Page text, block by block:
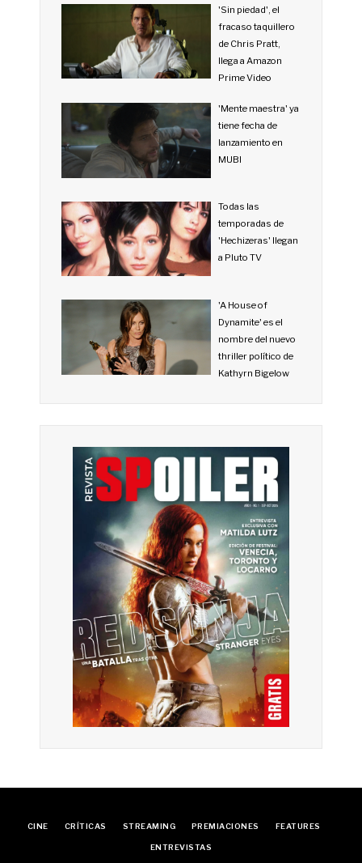
'Sin piedad', el
fracaso taquillero
de Chris Pratt,
llega a Amazon
Prime Video
'Mente maestra' ya
tiene fecha de
lanzamiento en
MUBI
Todas las
temporadas de
'Hechizeras' llegan
a Pluto TV
'A House of
Dynamite' es el
nombre del nuevo
thriller político de
Kathyrn Bigelow
CINE CRÍTICAS STREAMING PREMIACIONES FEATURES
ENTREVISTAS